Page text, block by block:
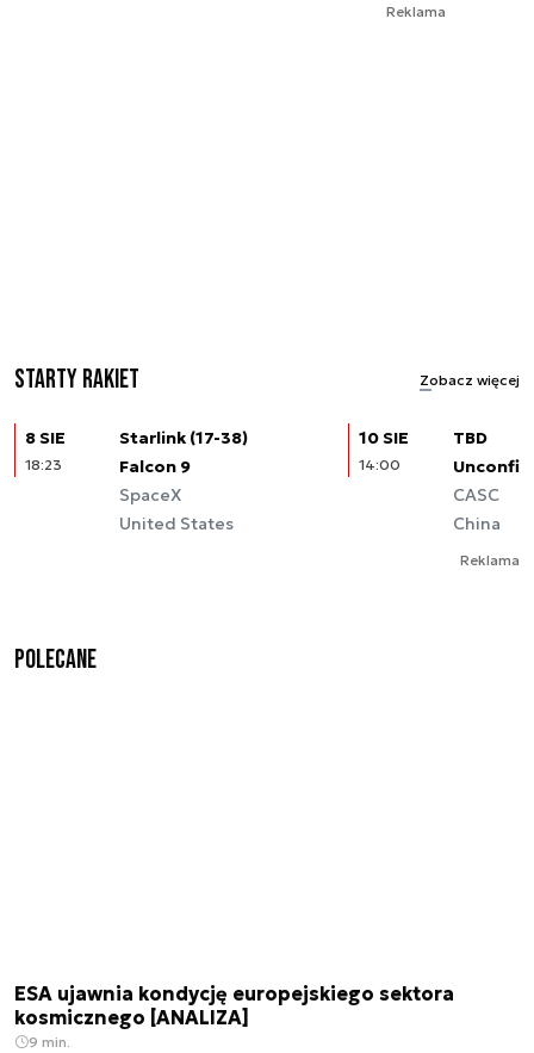
Reklama
Starty rakiet Zobacz więcej
8 SIE
18:23
Starlink (17-38)
Falcon 9
SpaceX
United States
10 SIE
14:00
TBD
CASC
China
Reklama
Polecane
ESA ujawnia kondycję europejskiego sektora
kosmicznego [ANALIZA]
9 min.